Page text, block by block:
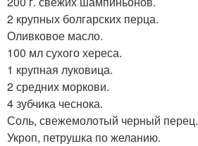
2 крупных болгарских перца.
Оливковое масло.
100 мл сухого хереса.
1 крупная луковица.
2 средних моркови.
4 зубчика чеснока.
Соль, свежемолотый черный перец.
Укроп, петрушка по желанию.